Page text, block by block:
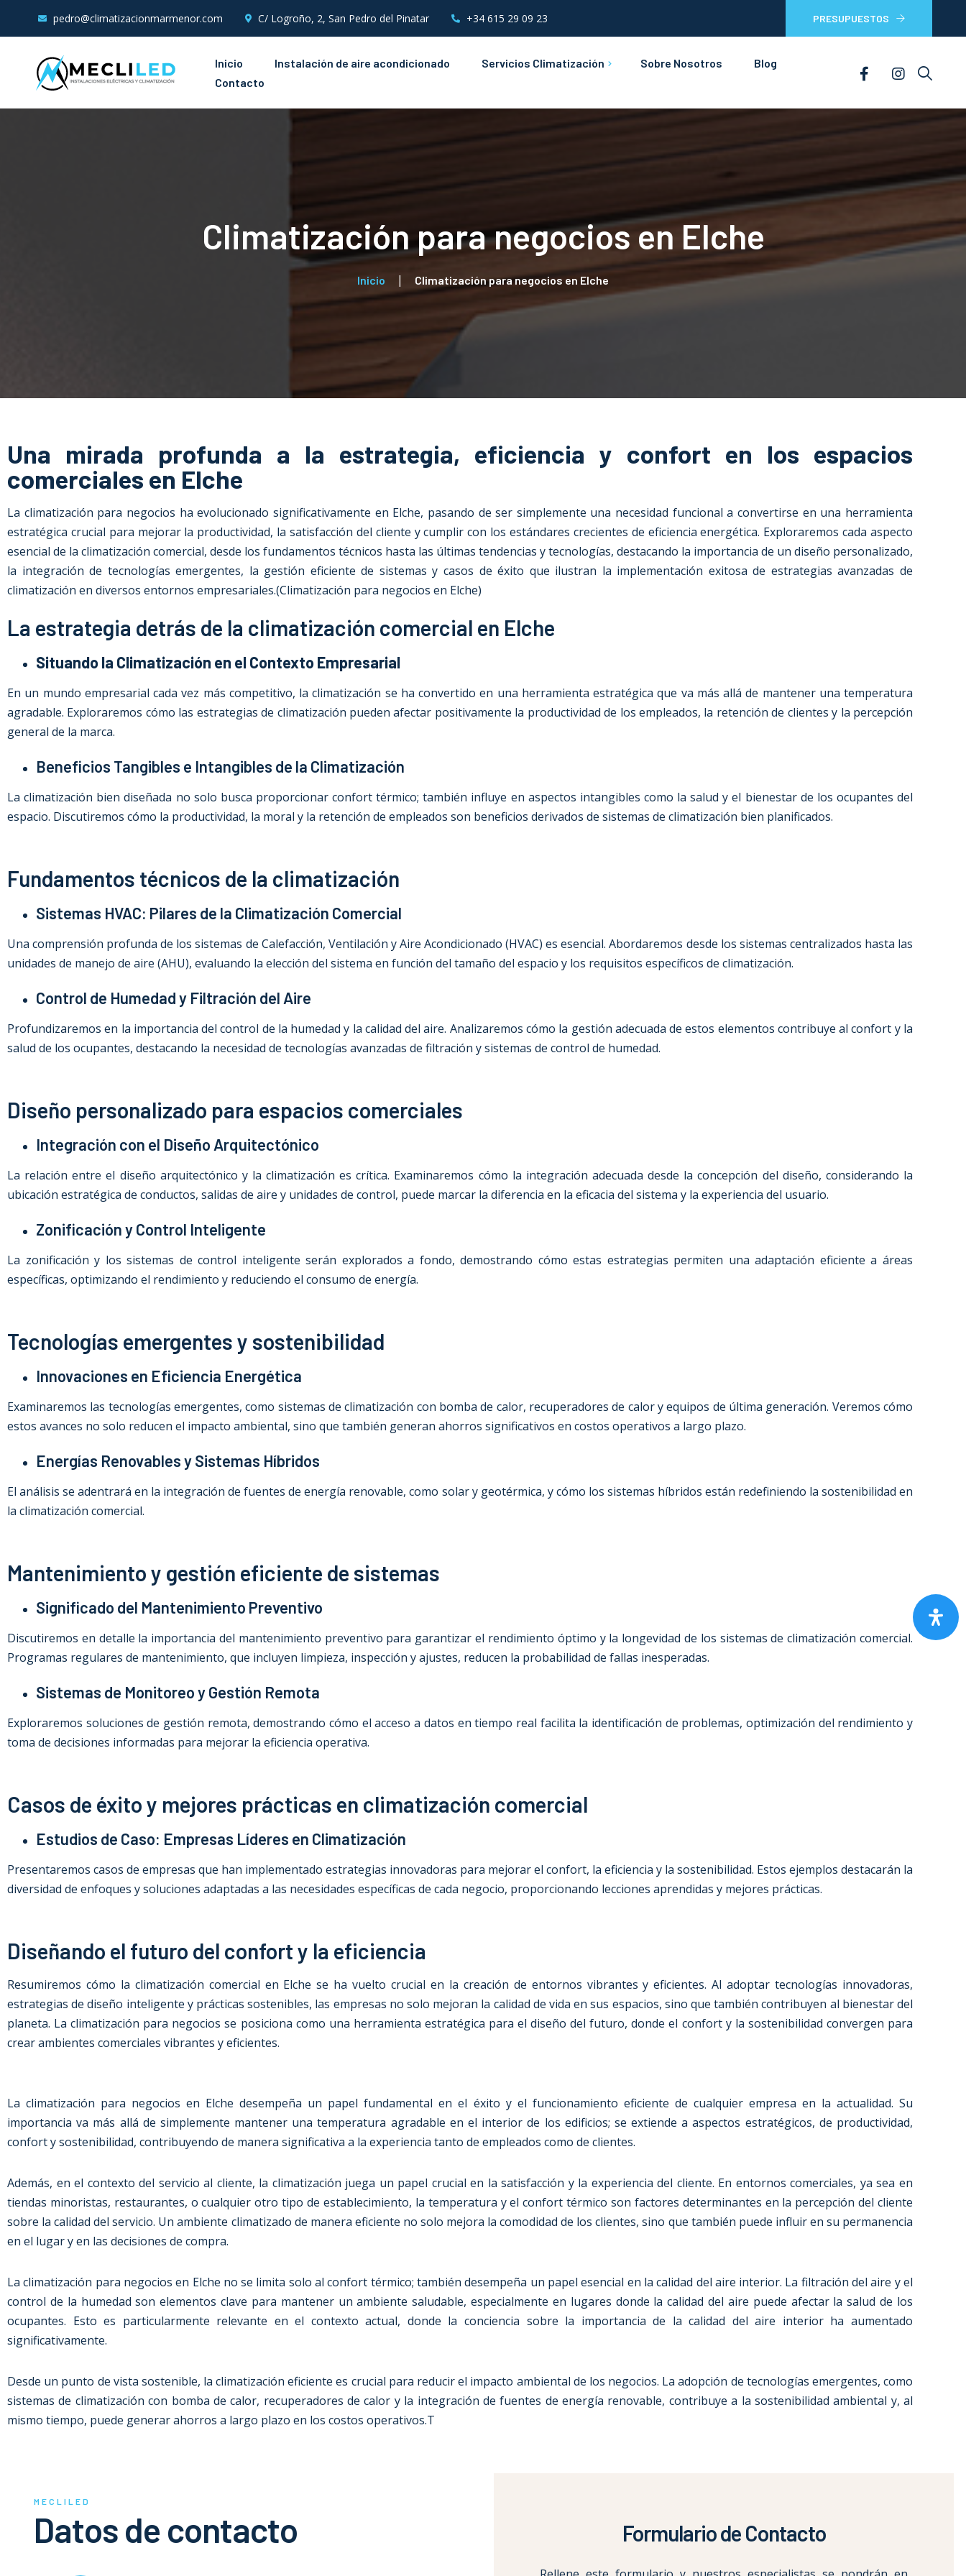
pedro@climatizacionmarmenor.com C/ Logroño, 2, San Pedro del Pinatar +34 615 29 09 23 PRESUPUESTOS
Inicio Instalación de aire acondicionado Servicios Climatización
Mantenimientos Eléctricos
Sobre Nosotros
Blog
Contacto
Climatización para negocios en Elche
Inicio Climatización para negocios en Elche
Una mirada profunda a la estrategia, eficiencia y confort en los espacios
comerciales en Elche
La climatización para negocios ha evolucionado significativamente en Elche, pasando de ser simplemente una necesidad funcional a convertirse en una herramienta
estratégica crucial para mejorar la productividad, la satisfacción del cliente y cumplir con los estándares crecientes de eficiencia energética. Exploraremos cada aspecto
esencial de la climatización comercial, desde los fundamentos técnicos hasta las últimas tendencias y tecnologías, destacando la importancia de un diseño personalizado,
la integración de tecnologías emergentes, la gestión eficiente de sistemas y casos de éxito que ilustran la implementación exitosa de estrategias avanzadas de
climatización en diversos entornos empresariales.(Climatización para negocios en Elche)
La estrategia detrás de la climatización comercial en Elche
Situando la Climatización en el Contexto Empresarial
En un mundo empresarial cada vez más competitivo, la climatización se ha convertido en una herramienta estratégica que va más allá de mantener una temperatura
agradable. Exploraremos cómo las estrategias de climatización pueden afectar positivamente la productividad de los empleados, la retención de clientes y la percepción
general de la marca.
Beneficios Tangibles e Intangibles de la Climatización
La climatización bien diseñada no solo busca proporcionar confort térmico; también influye en aspectos intangibles como la salud y el bienestar de los ocupantes del
espacio. Discutiremos cómo la productividad, la moral y la retención de empleados son beneficios derivados de sistemas de climatización bien planificados.
Fundamentos técnicos de la climatización
Sistemas HVAC: Pilares de la Climatización Comercial
Una comprensión profunda de los sistemas de Calefacción, Ventilación y Aire Acondicionado (HVAC) es esencial. Abordaremos desde los sistemas centralizados hasta las
unidades de manejo de aire (AHU), evaluando la elección del sistema en función del tamaño del espacio y los requisitos específicos de climatización.
Control de Humedad y Filtración del Aire
Profundizaremos en la importancia del control de la humedad y la calidad del aire. Analizaremos cómo la gestión adecuada de estos elementos contribuye al confort y la
salud de los ocupantes, destacando la necesidad de tecnologías avanzadas de filtración y sistemas de control de humedad.
Diseño personalizado para espacios comerciales
Integración con el Diseño Arquitectónico
La relación entre el diseño arquitectónico y la climatización es crítica. Examinaremos cómo la integración adecuada desde la concepción del diseño, considerando la
ubicación estratégica de conductos, salidas de aire y unidades de control, puede marcar la diferencia en la eficacia del sistema y la experiencia del usuario.
Zonificación y Control Inteligente
La zonificación y los sistemas de control inteligente serán explorados a fondo, demostrando cómo estas estrategias permiten una adaptación eficiente a áreas
específicas, optimizando el rendimiento y reduciendo el consumo de energía.
Tecnologías emergentes y sostenibilidad
Innovaciones en Eficiencia Energética
Examinaremos las tecnologías emergentes, como sistemas de climatización con bomba de calor, recuperadores de calor y equipos de última generación. Veremos cómo
estos avances no solo reducen el impacto ambiental, sino que también generan ahorros significativos en costos operativos a largo plazo.
Energías Renovables y Sistemas Híbridos
El análisis se adentrará en la integración de fuentes de energía renovable, como solar y geotérmica, y cómo los sistemas híbridos están redefiniendo la sostenibilidad en
la climatización comercial.
Mantenimiento y gestión eficiente de sistemas
Significado del Mantenimiento Preventivo
Discutiremos en detalle la importancia del mantenimiento preventivo para garantizar el rendimiento óptimo y la longevidad de los sistemas de climatización comercial.
Programas regulares de mantenimiento, que incluyen limpieza, inspección y ajustes, reducen la probabilidad de fallas inesperadas.
Sistemas de Monitoreo y Gestión Remota
Exploraremos soluciones de gestión remota, demostrando cómo el acceso a datos en tiempo real facilita la identificación de problemas, optimización del rendimiento y
toma de decisiones informadas para mejorar la eficiencia operativa.
Casos de éxito y mejores prácticas en climatización comercial
Estudios de Caso: Empresas Líderes en Climatización
Presentaremos casos de empresas que han implementado estrategias innovadoras para mejorar el confort, la eficiencia y la sostenibilidad. Estos ejemplos destacarán la
diversidad de enfoques y soluciones adaptadas a las necesidades específicas de cada negocio, proporcionando lecciones aprendidas y mejores prácticas.
Diseñando el futuro del confort y la eficiencia
Resumiremos cómo la climatización comercial en Elche se ha vuelto crucial en la creación de entornos vibrantes y eficientes. Al adoptar tecnologías innovadoras,
estrategias de diseño inteligente y prácticas sostenibles, las empresas no solo mejoran la calidad de vida en sus espacios, sino que también contribuyen al bienestar del
planeta. La climatización para negocios se posiciona como una herramienta estratégica para el diseño del futuro, donde el confort y la sostenibilidad convergen para
crear ambientes comerciales vibrantes y eficientes.
La climatización para negocios en Elche desempeña un papel fundamental en el éxito y el funcionamiento eficiente de cualquier empresa en la actualidad. Su
importancia va más allá de simplemente mantener una temperatura agradable en el interior de los edificios; se extiende a aspectos estratégicos, de productividad,
confort y sostenibilidad, contribuyendo de manera significativa a la experiencia tanto de empleados como de clientes.
Además, en el contexto del servicio al cliente, la climatización juega un papel crucial en la satisfacción y la experiencia del cliente. En entornos comerciales, ya sea en
tiendas minoristas, restaurantes, o cualquier otro tipo de establecimiento, la temperatura y el confort térmico son factores determinantes en la percepción del cliente
sobre la calidad del servicio. Un ambiente climatizado de manera eficiente no solo mejora la comodidad de los clientes, sino que también puede influir en su permanencia
en el lugar y en las decisiones de compra.
La climatización para negocios en Elche no se limita solo al confort térmico; también desempeña un papel esencial en la calidad del aire interior. La filtración del aire y el
control de la humedad son elementos clave para mantener un ambiente saludable, especialmente en lugares donde la calidad del aire puede afectar la salud de los
ocupantes. Esto es particularmente relevante en el contexto actual, donde la conciencia sobre la importancia de la calidad del aire interior ha aumentado
significativamente.
Desde un punto de vista sostenible, la climatización eficiente es crucial para reducir el impacto ambiental de los negocios. La adopción de tecnologías emergentes, como
sistemas de climatización con bomba de calor, recuperadores de calor y la integración de fuentes de energía renovable, contribuye a la sostenibilidad ambiental y, al
mismo tiempo, puede generar ahorros a largo plazo en los costos operativos.T
MECLILED
Datos de contacto Formulario de Contacto